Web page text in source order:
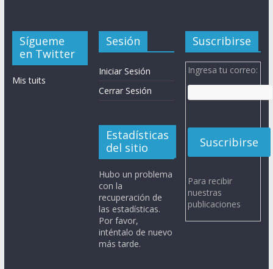
Sígueme
en Twitter
Mis tuits
Sesión
Iniciar Sesión
Cerrar Sesión
Estadísticas
del sitio
Hubo un problema
con la
recuperación de
las estadísticas.
Por favor,
inténtalo de nuevo
más tarde.
Suscribirse
Ingresa tu correo:
Para recibir
nuestras
publicaciones